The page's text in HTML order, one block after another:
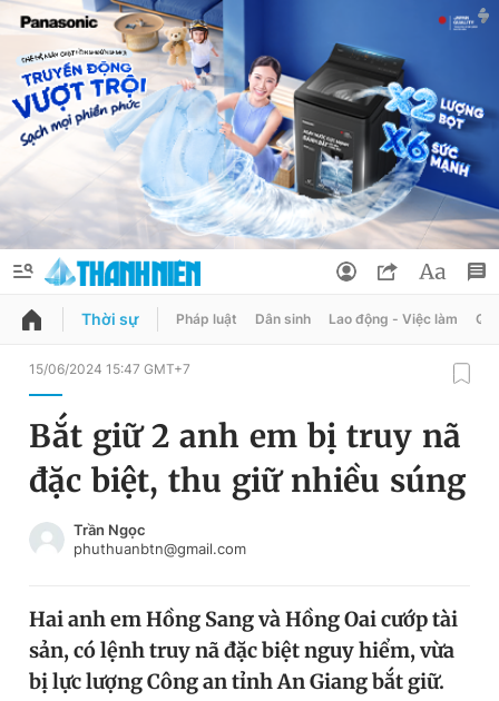
QUẢNG CÁO
Chuyên mục
Chuyên mục khác
Tin thị trường Tin 360
Đổi mật khẩu
Tin đã lưu
Tin đã xem
Đăng xuất
Thời sự Pháp luật Dân sinh Lao động - Việc làm
15/06/2024 15:47 GMT+7
Bắt giữ 2 anh em bị truy nã
đặc biệt, thu giữ nhiều súng
Trần Ngọc
phuthuanbtn@gmail.com
Hai anh em Hồng Sang và Hồng Oai cướp tài
sản, có lệnh truy nã đặc biệt nguy hiểm, vừa
bị lực lượng Công an tỉnh An Giang bắt giữ.